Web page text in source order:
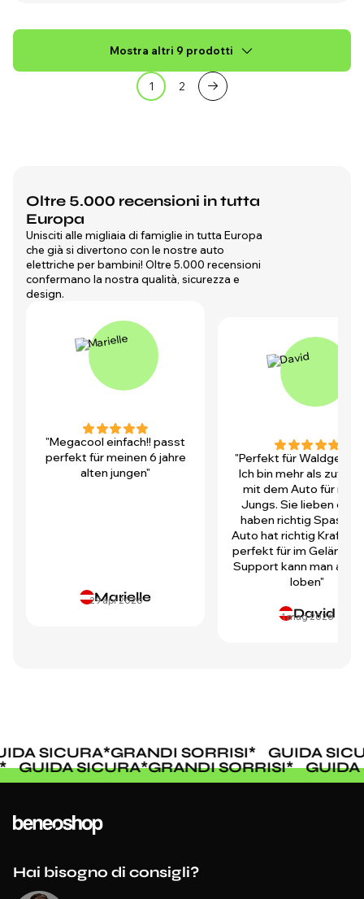
Mostra altri 9 prodotti
1 2
Oltre 5.000 recensioni in tutta
Europa
Unisciti alle migliaia di famiglie in tutta Europa
che già si divertono con le nostre auto
elettriche per bambini! Oltre 5.000 recensioni
confermano la nostra qualità, sicurezza e
design.
"Megacool einfach!! passt
perfekt für meinen 6 jahre
alten jungen"
Marielle
29 apr 2026
"Perfekt für
Ich bin mehr als
mit dem Auto für
Jungs. Sie lieben es
haben richtig Spass!
Auto hat richtig Kraft
perfekt für im Gelände.
Support kann man auch
loben"
David
1 mag 2026
SICURA*GRANDI SORRISI*
GUIDA
* GUIDA SICURA*GRANDI SORRISI*
Hai bisogno di consigli?